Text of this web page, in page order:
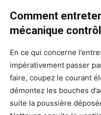
Comment
mécanique
En ce qui concerne
impérativement passer
faire, coupez le courant
démontez les bouches
suite la poussière